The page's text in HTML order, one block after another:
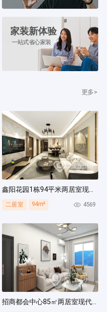
家装新体验
一站式省心家装
更多>
鑫阳花园1栋94平米两居室现代简约风装修案例
二居室 94m² 4569
招商都会中心85㎡两居室现代简约风装修案例